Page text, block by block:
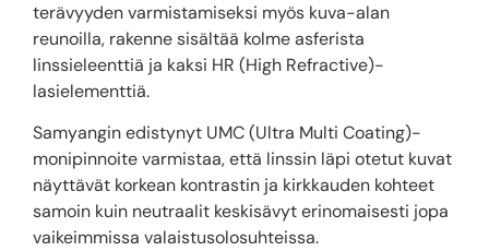
terävyyden varmistamiseksi myös kuva-alan
reunoilla, rakenne sisältää kolme asferista
linssieleenttiä ja kaksi HR (High Refractive)-
lasielementtiä.
Samyangin edistynyt UMC (Ultra Multi Coating)-
monipinnoite varmistaa, että linssin läpi otetut kuvat
näyttävät korkean kontrastin ja kirkkauden kohteet
samoin kuin neutraalit keskisävyt erinomaisesti jopa
vaikeimmissa valaistusolosuhteissa.